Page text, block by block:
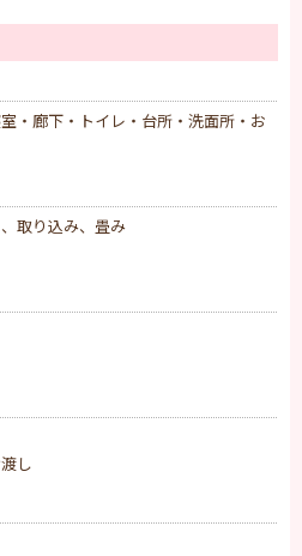
・廊下・トイレ・台所・洗面所・お
取り込み、畳み
し